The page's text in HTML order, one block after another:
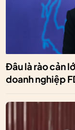
Đâu là rào cản
doanh nghiệp